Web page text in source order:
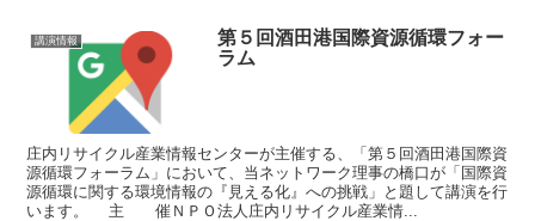
講演情報
第５回酒田港国際資源循環フォー
ラム
庄内リサイクル産業情報センターが主催する、「第５回酒田港国際資
源循環フォーラム」において、当ネットワーク理事の橋口が「国際資
源循環に関する環境情報の『見える化』への挑戦」と題して講演を行
います。 主 催ＮＰＯ法人庄内リサイクル産業情...